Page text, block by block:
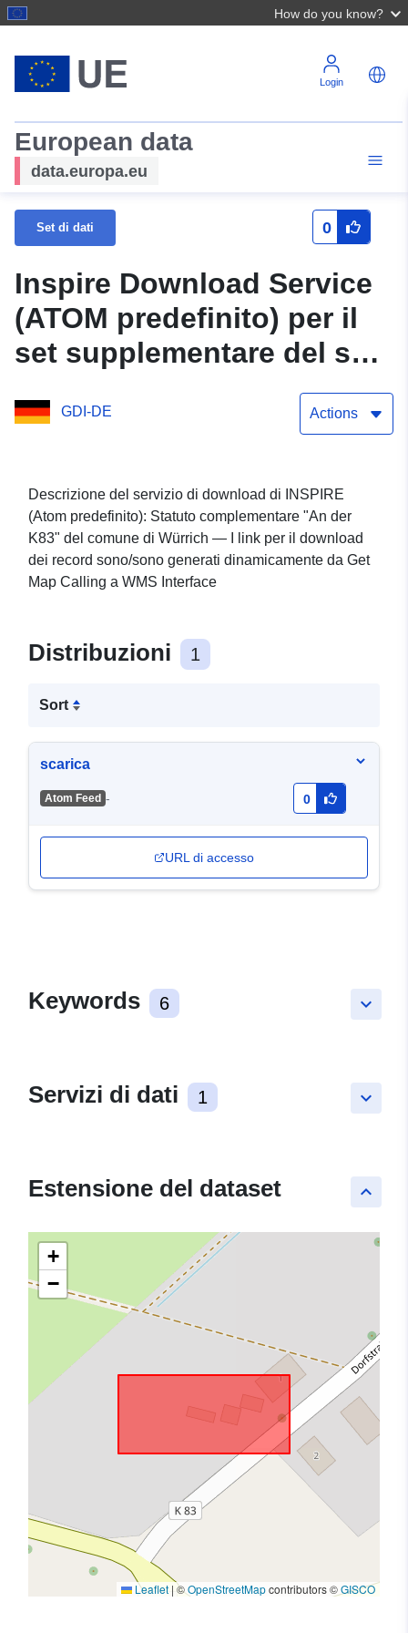
How do you know?
Login
European data
data.europa.eu
Set di dati 0
Inspire Download Service
(ATOM predefinito) per il
set supplementare del set
GDI-DE Actions
Descrizione del servizio di download di INSPIRE
(Atom predefinito): Statuto complementare "An der
K83" del comune di Würrich — I link per il download
dei record sono/sono generati dinamicamente da Get
Map Calling a WMS Interface
Distribuzioni 1
Sort
scarica
Atom Feed - 0
URL di accesso
keyboard_arrow_down
Keywords 6
keyboard_arrow_down
Servizi di dati 1
keyboard_arrow_up
Estensione del dataset
+
−
Leaflet | ©OpenStreetMapcontributors ©GISCO